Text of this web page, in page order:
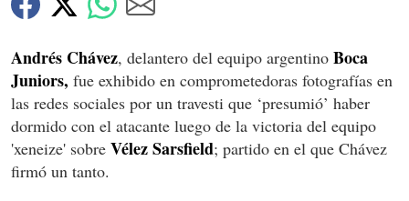
Andrés Chávez, delantero del equipo argentino Boca
Juniors, fue exhibido en comprometedoras fotografías en
las redes sociales por un travesti que ‘presumió’ haber
dormido con el atacante luego de la victoria del equipo
'xeneize' sobre Vélez Sarsfield; partido en el que Chávez
firmó un tanto.